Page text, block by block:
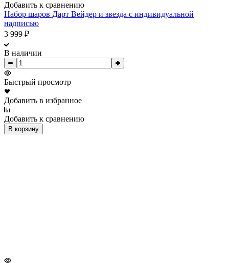
Добавить к сравнению
Набор шаров Дарт Вейдер и звезда с индивидуальной
надписью
3 999 ₽
В наличии
Быстрый просмотр
Добавить в избранное
Добавить к сравнению
В корзину